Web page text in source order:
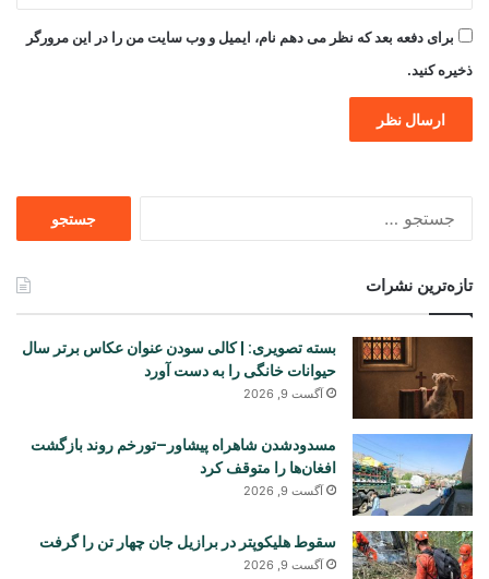
برای دفعه بعد که نظر می دهم نام، ایمیل و وب سایت من را در این مرورگر
ذخیره کنید.
تازه‌ترین نشرات
بسته تصویری: | کالی سودن عنوان عکاس برتر سال
حیوانات خانگی را به دست آورد
آگست 9, 2026
مسدودشدن شاهراه پیشاور–تورخم روند بازگشت
افغان‌ها را متوقف کرد
آگست 9, 2026
سقوط هلیکوپتر در برازیل جان چهار تن را گرفت
آگست 9, 2026